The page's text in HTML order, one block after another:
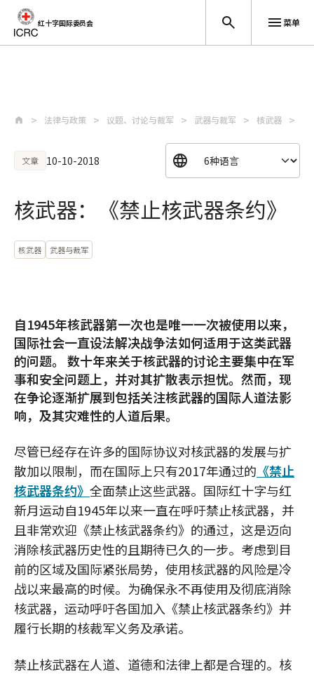
红十字国际委员会 菜单
法律与政策 议题、讨论与裁军 武器与裁军 核武器
文章 10-10-2018
核武器：《禁止核武器条约》
核武器 武器与裁军
自1945年核武器第一次也是唯一一次被使用以来，
国际社会一直设法解决战争法如何适用于这类武器
的问题。 数十年来关于核武器的讨论主要集中在军
事和安全问题上，并对其扩散表示担忧。然而，现
在争论逐渐扩展到包括关注核武器的国际人道法影
响，及其灾难性的人道后果。
尽管已经存在许多的国际协议对核武器的发展与扩
散加以限制，而在国际上只有2017年通过的 《禁止
核武器条约》 全面禁止这些武器。国际红十字与红
新月运动自1945年以来一直在呼吁禁止核武器，并
且非常欢迎《禁止核武器条约》的通过，这是迈向
消除核武器历史性的且期待已久的一步。考虑到目
前的区域及国际紧张局势，使用核武器的风险是冷
战以来最高的时候。为确保永不再使用及彻底消除
核武器，运动呼吁各国加入《禁止核武器条约》并
履行长期的核裁军义务及承诺。
禁止核武器在人道、道德和法律上都是合理的。核